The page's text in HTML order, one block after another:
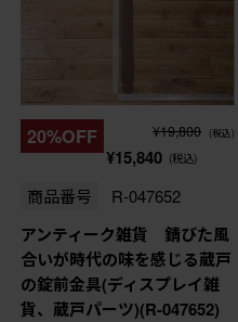
20%OFF ¥19,800 (税込)
¥15,840 (税込)
商品番号 R-047652
アンティーク雑貨 錆びた風
合いが時代の味を感じる蔵戸
の錠前金具(ディスプレイ雑
貨、蔵戸パーツ)(R-047652)